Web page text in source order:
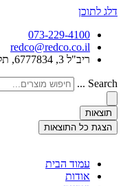
דלג לתוכן
073-229-4100
redco@redco.co.il
ריב"ל 3, 6777834, תל-אביב
Search ...
תוצאות
הצגת כל התוצאות
עמוד הבית
אודות